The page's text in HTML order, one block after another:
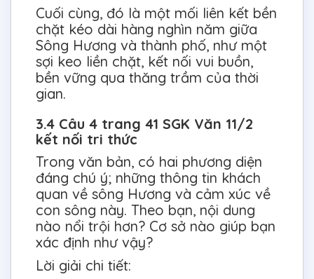
Cuối cùng, đó là một mối liên kết bền
chặt kéo dài hàng nghìn năm giữa
Sông Hương và thành phố, như một
sợi keo liền chặt, kết nối vui buồn,
bền vững qua thăng trầm của thời
gian.
3.4 Câu 4 trang 41 SGK Văn 11/2
kết nối tri thức
Trong văn bản, có hai phương diện
đáng chú ý; những thông tin khách
quan về sông Hương và cảm xúc về
con sông này. Theo bạn, nội dung
nào nổi trội hơn? Cơ sở nào giúp bạn
xác định như vậy?
Lời giải chi tiết: